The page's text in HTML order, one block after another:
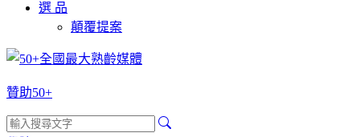
選 品
顛覆提案
贊助50+